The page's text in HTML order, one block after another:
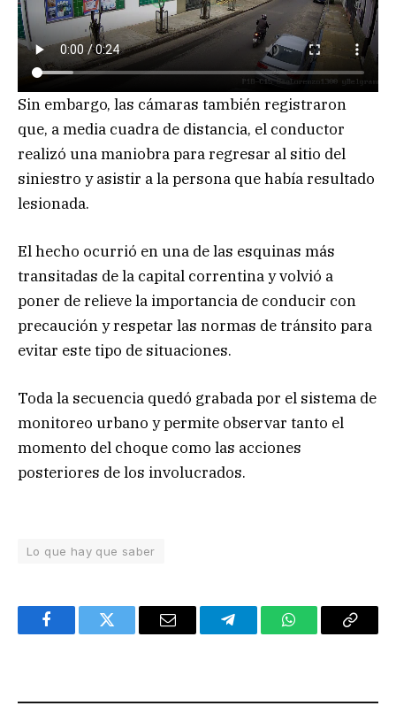
Sin embargo, las cámaras también registraron
que, a media cuadra de distancia, el conductor
realizó una maniobra para regresar al sitio del
siniestro y asistir a la persona que había resultado
lesionada.
El hecho ocurrió en una de las esquinas más
transitadas de la capital correntina y volvió a
poner de relieve la importancia de conducir con
precaución y respetar las normas de tránsito para
evitar este tipo de situaciones.
Toda la secuencia quedó grabada por el sistema de
monitoreo urbano y permite observar tanto el
momento del choque como las acciones
posteriores de los involucrados.
Lo que hay que saber
FacebookTwitter Email TelegramWhatsAppCopy